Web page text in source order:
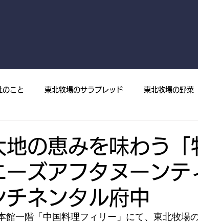
のこと 東北牧場のサラブレッド 東北牧場の野菜
地の恵みを味わう「
ズアフタヌーンテ
チネンタル府中
館一階「中国料理フィリー」にて、東北牧場